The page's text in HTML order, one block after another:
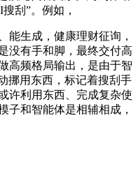
刮”。例如，
生成，健康理财征询，
没有手和脚，最终交付高
高频格局输出，是由于智
挪用东西，标记着搜刮手
许利用东西、完成复杂使
子和智能体是相辅相成，